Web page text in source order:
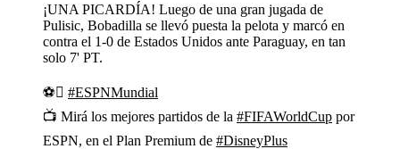
¡UNA PICARDÍA! Luego de una gran jugada de
Pulisic, Bobadilla se llevó puesta la pelota y marcó en
contra el 1-0 de Estados Unidos ante Paraguay, en tan
solo 7' PT.
⚽ #ESPNMundial
📺 Mirá los mejores partidos de la #FIFAWorldCup por
ESPN, en el Plan Premium de #DisneyPlus